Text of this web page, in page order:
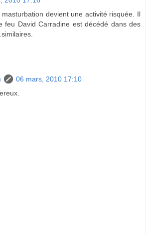
masturbation devient une activité risquée. Il
feu David Carradine est décédé dans des
06 mars, 2010 17:10